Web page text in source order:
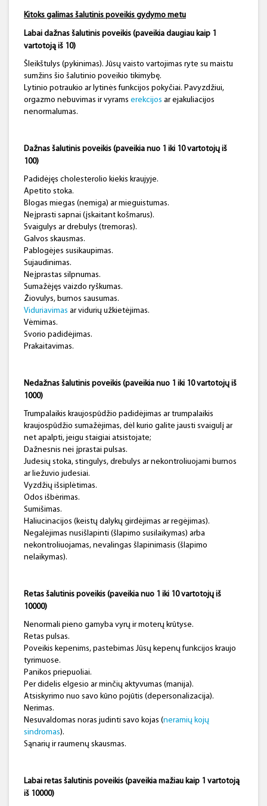
Kitoks galimas šalutinis poveikis gydymo metu
Labai dažnas šalutinis poveikis (paveikia daugiau kaip 1
vartotoją iš 10)
Šleikštulys (pykinimas). Jūsų vaisto vartojimas ryte su maistu
sumžins šio šalutinio poveikio tikimybę.
Lytinio potraukio ar lytinės funkcijos pokyčiai. Pavyzdžiui,
orgazmo nebuvimas ir vyrams erekcijos ar ejakuliacijos
nenormalumas.
Dažnas šalutinis poveikis (paveikia nuo 1 iki 10 vartotojų iš
100)
Padidėjęs cholesterolio kiekis kraujyje.
Apetito stoka.
Blogas miegas (nemiga) ar mieguistumas.
Neįprasti sapnai (įskaitant košmarus).
Svaigulys ar drebulys (tremoras).
Galvos skausmas.
Pablogėjes susikaupimas.
Sujaudinimas.
Neįprastas silpnumas.
Sumažėjęs vaizdo ryškumas.
Žiovulys, burnos sausumas.
Viduriavimas ar vidurių užkietėjimas.
Vėmimas.
Svorio padidėjimas.
Prakaitavimas.
Nedažnas šalutinis poveikis (paveikia nuo 1 iki 10 vartotojų iš
1000)
Trumpalaikis kraujospūdžio padidėjimas ar trumpalaikis
kraujospūdžio sumažėjimas, dėl kurio galite jausti svaigulį ar
net apalpti, jeigu staigiai atsistojate;
Dažnesnis nei įprastai pulsas.
Judesių stoka, stingulys, drebulys ar nekontroliuojami burnos
ar liežuvio judesiai.
Vyzdžių išsiplėtimas.
Odos išbėrimas.
Sumišimas.
Haliucinacijos (keistų dalykų girdėjimas ar regėjimas).
Negalėjimas nusišlapinti (šlapimo susilaikymas) arba
nekontroliuojamas, nevalingas šlapinimasis (šlapimo
nelaikymas).
Retas šalutinis poveikis (paveikia nuo 1 iki 10 vartotojų iš
10000)
Nenormali pieno gamyba vyrų ir moterų krūtyse.
Retas pulsas.
Poveikis kepenims, pastebimas Jūsų kepenų funkcijos kraujo
tyrimuose.
Panikos priepuoliai.
Per didelis elgesio ar minčių aktyvumas (manija).
Atsiskyrimo nuo savo kūno pojūtis (depersonalizacija).
Nerimas.
Nesuvaldomas noras judinti savo kojas (neramių kojų
sindromas).
Sąnarių ir raumenų skausmas.
Labai retas šalutinis poveikis (paveikia mažiau kaip 1 vartotoją
iš 10000)